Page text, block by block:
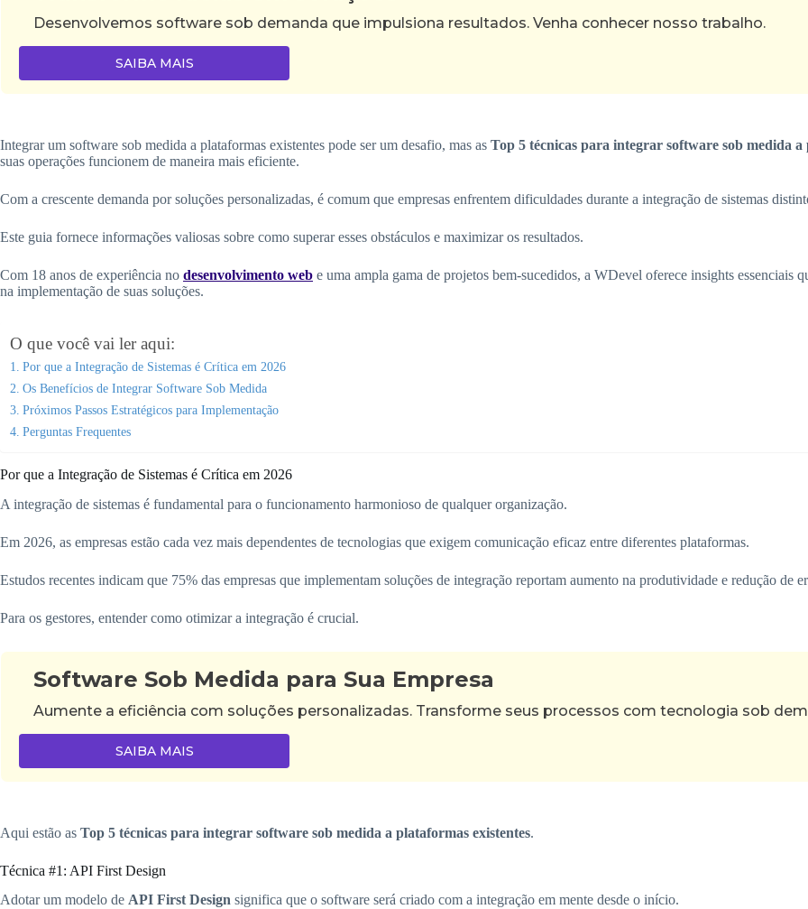
Desenvolvemos software sob demanda que impulsiona resultados. Venha conhecer nosso trabalho.
SAIBA MAIS
Integrar um software sob medida a plataformas existentes pode ser um desafio, mas as Top 5 técnicas para integrar software sob medida a
suas operações funcionem de maneira mais eficiente.
Com a crescente demanda por soluções personalizadas, é comum que empresas enfrentem dificuldades durante a integração de sistemas
Este guia fornece informações valiosas sobre como superar esses obstáculos e maximizar os resultados.
Com 18 anos de experiência no desenvolvimento web e uma ampla gama de projetos bem-sucedidos, a WDevel oferece insights essenciais
na implementação de suas soluções.
O que você vai ler aqui:
Por que a Integração de Sistemas é Crítica em 2026
Os Benefícios de Integrar Software Sob Medida
Próximos Passos Estratégicos para Implementação
Perguntas Frequentes
Por que a Integração de Sistemas é Crítica em 2026
A integração de sistemas é fundamental para o funcionamento harmonioso de qualquer organização.
Em 2026, as empresas estão cada vez mais dependentes de tecnologias que exigem comunicação eficaz entre diferentes plataformas.
Estudos recentes indicam que 75% das empresas que implementam soluções de integração reportam aumento na produtividade e redução de
Para os gestores, entender como otimizar a integração é crucial.
Software Sob Medida para Sua Empresa
Aumente a eficiência com soluções personalizadas. Transforme seus processos com tecnologia sob
SAIBA MAIS
Aqui estão as Top 5 técnicas para integrar software sob medida a plataformas existentes.
Técnica #1: API First Design
Adotar um modelo de API First Design significa que o software será criado com a integração em mente desde o início.